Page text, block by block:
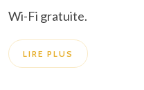
Wi-Fi gratuite.
LIRE PLUS